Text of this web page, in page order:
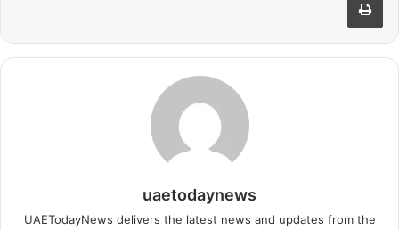
uaetodaynews
UAETodayNews delivers the latest news and updates from the